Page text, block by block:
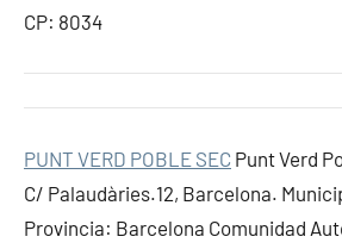
CP: 8034
PUNT VERD POBLE SEC Punt Verd
C/ Palaudàries.12, Barcelona.
Provincia: Barcelona Comunidad